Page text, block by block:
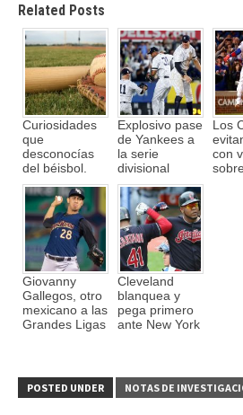
Related Posts
Curiosidades
que
desconocías
del béisbol.
Explosivo pase
de Yankees a
la serie
divisional
Los
con
Giovanny
Gallegos, otro
mexicano a las
Grandes Ligas
Cleveland
blanquea y
pega primero
ante New York
POSTED UNDER NOTAS DE